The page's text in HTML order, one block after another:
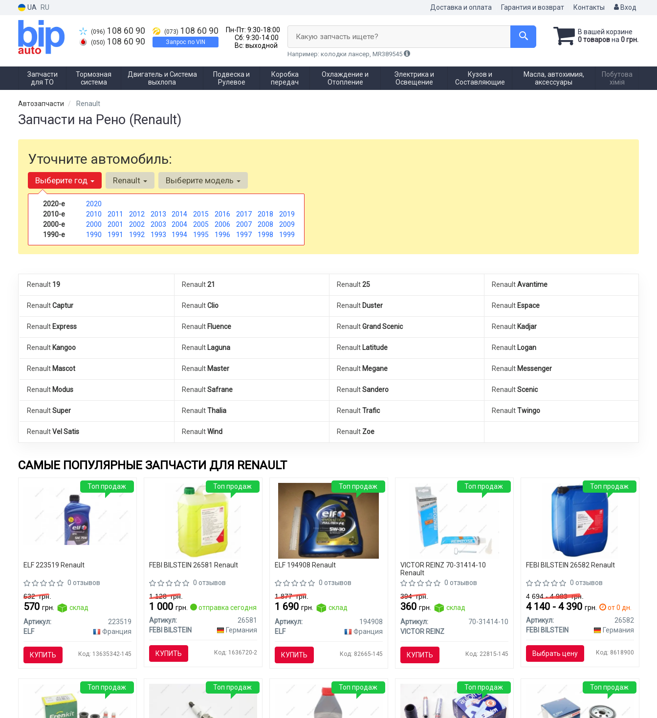
UA RU Доставка и оплата Гарантия и возврат Контакты Вход
(096) 108 60 90
(050) 108 60 90
(073) 108 60 90
Запрос по VIN
Пн-Пт: 9:30-18:00
Сб: 9:30-14:00
Вс: выходной
В вашей корзине
0 товаровна 0 грн.
Какую запчасть ищете?
Например: колодки лансер, MR389545
Запчасти
для ТО
Тормозная
система
Двигатель и Система
выхлопа
Подвеска и
Рулевое
Коробка
передач
Охлаждение и
Отопление
Электрика и
Освещение
Кузов и
Составляющие
Масла, автохимия,
аксессуары
Побутова
хімія
Автозапчасти Renault
Запчасти на Рено (Renault)
Уточните автомобиль:
Выберите год
2020-е
2020
2010-е
2010 2011 2012 2013 2014 2015 2016 2017 2018
2019
2000-е
2000 2001 2002 2003 2004 2005 2006 2007 2008
2009
1990-е
1990 1991 1992 1993 1994 1995 1996 1997 1998 1999
Renault Выберите модель
Renault 19 Renault21 Renault25 RenaultAvantime
RenaultCaptur RenaultClio Renault Duster Renault Espace
Renault Express Renault Fluence RenaultGrand Scenic Renault Kadjar
Renault Kangoo Renault Laguna Renault Latitude Renault Logan
Renault Mascot Renault Master Renault Megane Renault Messenger
Renault Modus RenaultSafrane RenaultSandero RenaultScenic
RenaultSuper RenaultThalia RenaultTrafic RenaultTwingo
RenaultVel Satis RenaultWind Renault Zoe
САМЫЕ ПОПУЛЯРНЫЕ ЗАПЧАСТИ ДЛЯ RENAULT
ELF 223519 Renault
0 отзывов
632грн.
570 грн.
склад
Артикул:
223519
ELF
Франция
КУПИТЬ Код: 13635342-145
Топ продаж
FEBI BILSTEIN 26581 Renault
0 отзывов
1 128грн.
1 000 грн.
отправка сегодня
Артикул:
26581
FEBI BILSTEIN
Германия
КУПИТЬ Код: 1636720-2
Топ продаж
ELF 194908 Renault
0 отзывов
1 877грн.
1 690 грн.
склад
Артикул:
194908
ELF
Франция
КУПИТЬ Код: 82665-145
Топ продаж
VICTOR REINZ 70-31414-10
Renault
0 отзывов
394грн.
360 грн.
склад
Артикул:
70-31414-10
VICTOR REINZ
КУПИТЬ Код: 22815-145
Топ продаж
FEBI BILSTEIN 26582 Renault
0 отзывов
4 694 - 4 983грн.
4 140 - 4 390 грн.
от 0 дн.
Артикул:
26582
FEBI BILSTEIN
Германия
Выбрать цену Код: 8618900
Топ продаж
Топ продаж Топ продаж Топ продаж Топ продаж Топ продаж